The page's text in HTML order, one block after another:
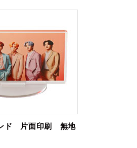
ド 片面印刷 無地